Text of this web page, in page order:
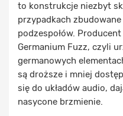
to konstrukcje niezbyt
przypadkach
podzespołów.
Germanium Fuzz, czyli
germanowych
są droższe i mniej
się do układów audio,
nasycone brzmienie.